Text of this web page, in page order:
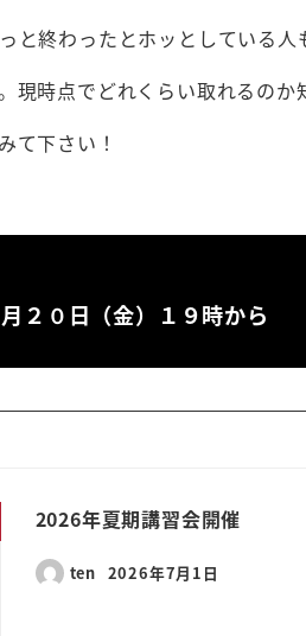
と終わったとホッとしている人
現時点でどれくらい取れるのか
て下さい！
２０日（金）１９時から
2026年夏期講習会開催
ten 2026年7月1日